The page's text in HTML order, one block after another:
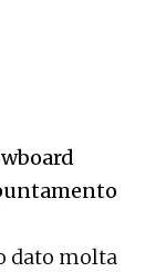
dato molta